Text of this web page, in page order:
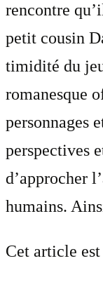
rencontre
petit cousin
timidité du
romanesque
personnages
perspectives
d’approcher
humains.
Cet article